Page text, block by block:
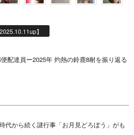
】
配達員ー2025年 灼熱の鈴鹿8耐を振り返る
から続く謎行事「お月見どろぼう」がも